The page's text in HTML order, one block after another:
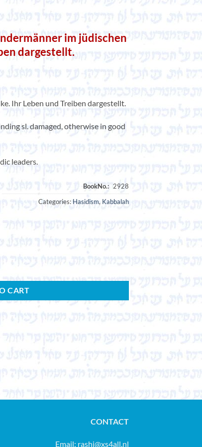
im jüdischen
dargestellt.
Ihr Leben und Treiben dargestellt.
sl. damaged, otherwise in good
leaders.
Categories: Hasidism, Kabbalah
jüdischen Volke. Ihr Leben und Treiben dargestellt. quantity
CART
CONTACT
Email: rashi@xs4all.nl